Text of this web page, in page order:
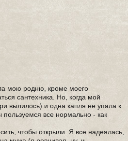
мою родню, кроме моего
сантехника. Но, когда мой
вылилось) и одна капля не упала к
пользуемся все нормально - как
чтобы открыли. Я все надеялась,